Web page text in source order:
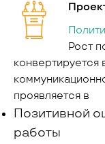
Рост
конвертируется
проявляется в
Позитивной
работы